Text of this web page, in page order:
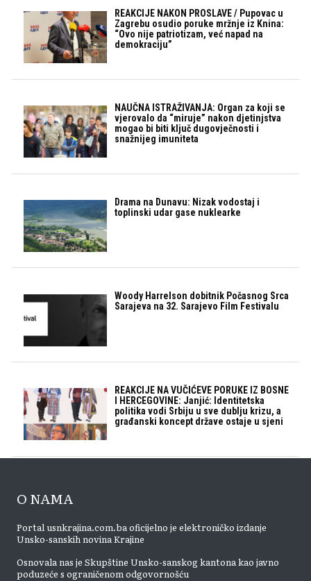
REAKCIJE NAKON PROSLAVE / Pupovac u
Zagrebu osudio poruke mržnje iz Knina:
“Ovo nije patriotizam, već napad na
demokraciju”
NAUČNA ISTRAŽIVANJA: Organ za koji se
vjerovalo da “miruje” nakon djetinjstva
mogao bi biti ključ dugovječnosti i
snažnijeg imuniteta
Drama na Dunavu: Nizak vodostaj i
toplinski udar gase nuklearke
Woody Harrelson dobitnik Počasnog Srca
Sarajeva na 32. Sarajevo Film Festivalu
REAKCIJE NA VUČIĆEVE PORUKE IZ BOSNE
I HERCEGOVINE: Janjić: Identitetska
politika vodi Srbiju u sve dublju krizu, a
građanski koncept države ostaje u sjeni
O NAMA
Portal usnkrajina.com.ba oficijelno je elektroničko izdanje
Unsko-sanskih novina Krajine
Osnovala nas je Skupštine Unsko-sanskog kantona kao javno
poduzeće s ograničenom odgovornošću